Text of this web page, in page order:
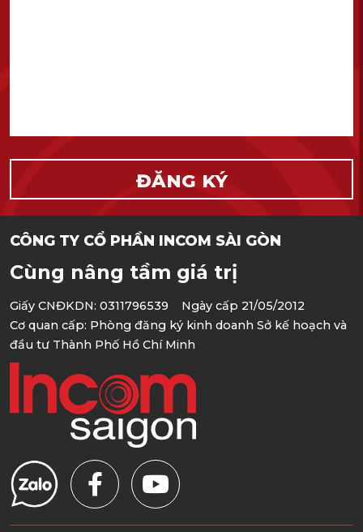
CÔNG TY CỔ PHẦN INCOM SÀI GÒN
Cùng nâng tầm giá trị
Giấy CNĐKDN: 0311796539 Ngày cấp 21/05/2012
Cơ quan cấp: Phòng đăng ký kinh doanh Sở kế hoạch và
đầu tư Thành Phố Hồ Chí Minh